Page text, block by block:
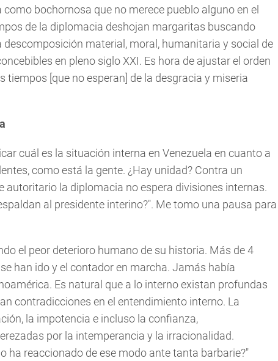
bochornosa que no merece pueblo alguno en el
de la diplomacia deshojan margaritas buscando
descomposición material, moral, humanitaria y social de
en pleno siglo XXI. Es hora de ajustar el orden
tiempos [que no esperan] de la desgracia y miseria
cuál es la situación interna en Venezuela en cuanto a
como está la gente. ¿Hay unidad? Contra un
autoritario la diplomacia no espera divisiones internas.
al presidente interino?". Me tomo una pausa para
el peor deterioro humano de su historia. Más de 4
han ido y el contador en marcha. Jamás había
Es natural que a lo interno existan profundas
contradicciones en el entendimiento interno. La
la impotencia e incluso la confianza,
por la intemperancia y la irracionalidad.
ha reaccionado de ese modo ante tanta barbarie?"